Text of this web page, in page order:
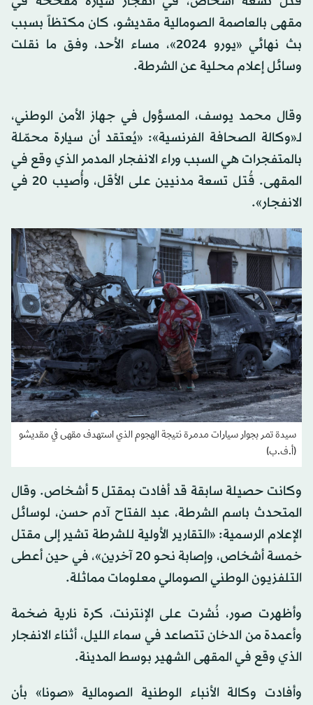
مقهى بالعاصمة الصومالية مقديشو، كان مكتظاً بسبب
بث نهائي «يورو 2024»، مساء الأحد، وفق ما نقلت
وسائل إعلام محلية عن الشرطة.
وقال محمد يوسف، المسؤول في جهاز الأمن الوطني،
لـ«وكالة الصحافة الفرنسية»: «يُعتقد أن سيارة محمّلة
بالمتفجرات هي السبب وراء الانفجار المدمر الذي وقع في
المقهى. قُتل تسعة مدنيين على الأقل، وأُصيب 20 في
الانفجار».
سيدة تمر بجوار سيارات مدمرة نتيجة الهجوم الذي استهدف مقهى في مقديشو
(أ.ف.ب)
وكانت حصيلة سابقة قد أفادت بمقتل 5 أشخاص. وقال
المتحدث باسم الشرطة، عبد الفتاح آدم حسن، لوسائل
الإعلام الرسمية: «التقارير الأولية للشرطة تشير إلى مقتل
خمسة أشخاص، وإصابة نحو 20 آخرين»، في حين أعطى
التلفزيون الوطني الصومالي معلومات مماثلة.
وأظهرت صور، نُشرت على الإنترنت، كرة نارية ضخمة
وأعمدة من الدخان تتصاعد في سماء الليل، أثناء الانفجار
الذي وقع في المقهى الشهير بوسط المدينة.
وأفادت وكالة الأنباء الوطنية الصومالية «صونا» بأن